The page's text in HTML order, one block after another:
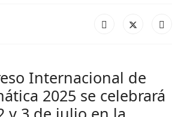
Internacional de
2025 se celebrará